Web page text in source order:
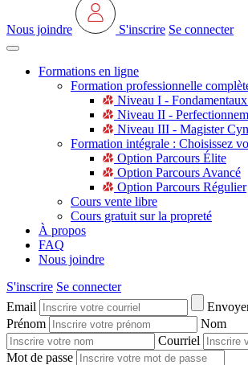
Nous joindre S'inscrire Se connecter
Formations en ligne
Formation professionnelle
Niveau I -
Niveau II -
Niveau III - Magister
Formation intégrale : Choisissez
Option Parcours Élite
Option Parcours Avancé
Option Parcours Régulier
Cours vente libre
Cours gratuit sur la propreté
À propos
FAQ
Nous joindre
S'inscrire Se connecter
Email
Prénom
Nom
Courriel
Mot de passe